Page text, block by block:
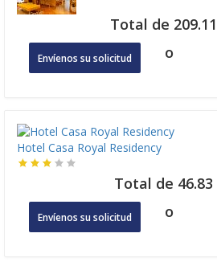
Total de
Envíenos su solicitud o
Hotel Casa Royal Residency
Total de 46.83
Envíenos su solicitud o